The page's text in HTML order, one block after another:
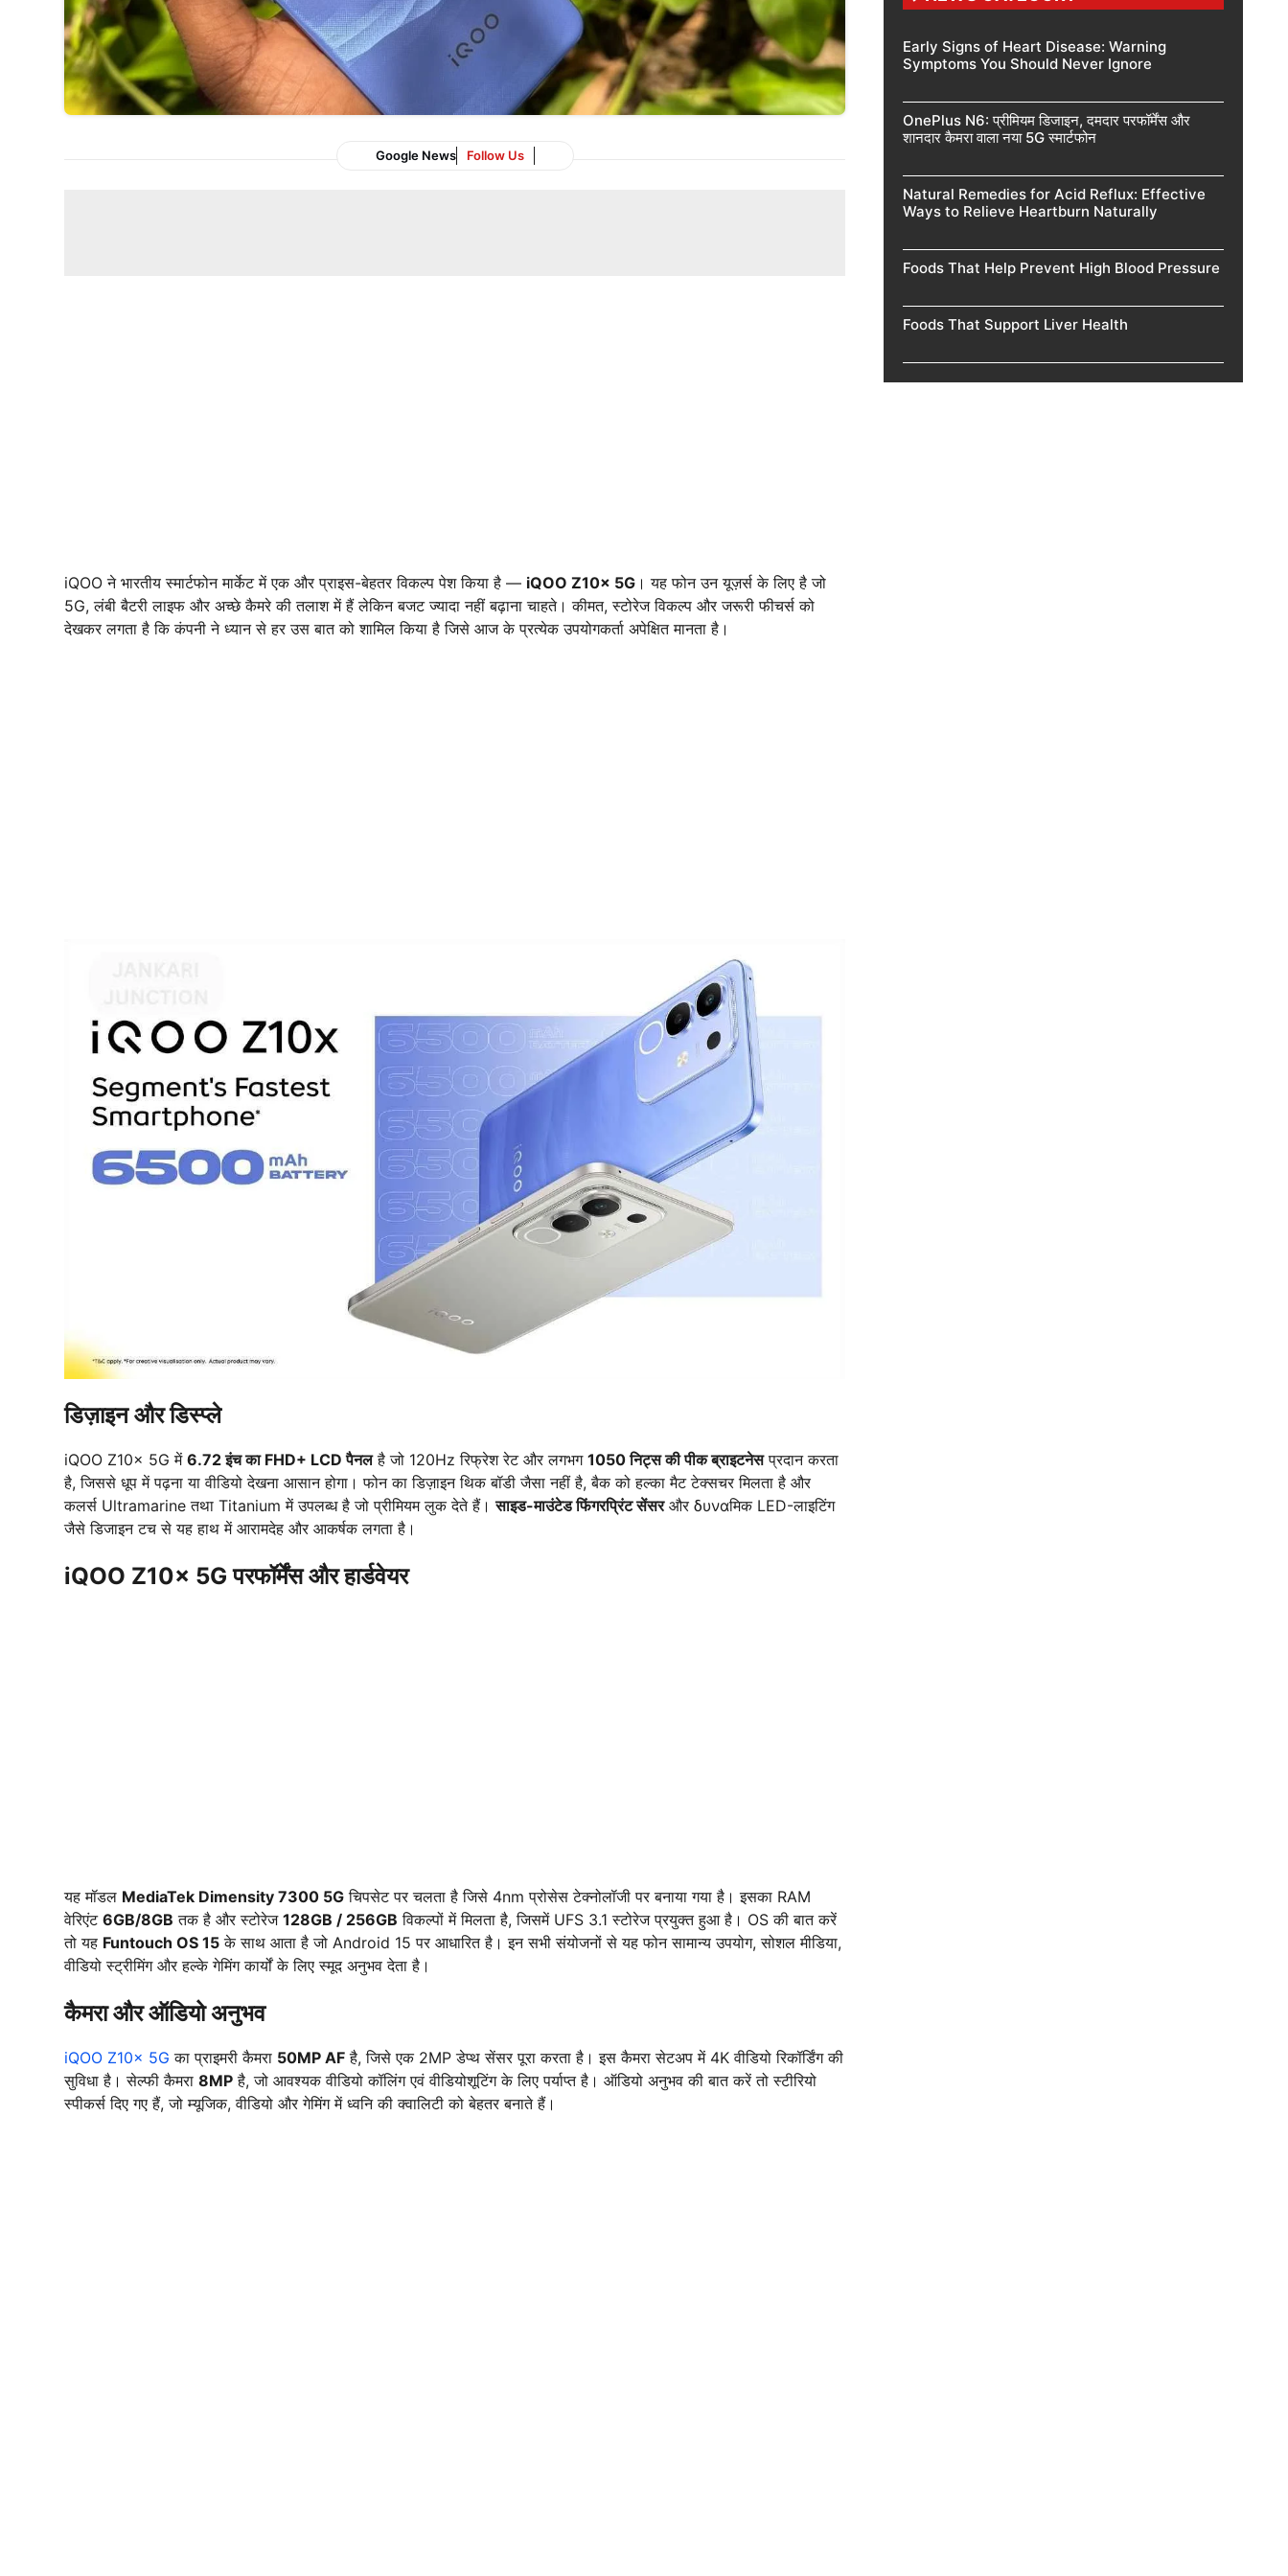
Google News Follow Us
iQOO ने भारतीय स्मार्टफोन मार्केट में एक और प्राइस-बेहतर विकल्प पेश किया है — iQOO Z10x 5G । यह फोन उन यूज़र्स के लिए है जो
5G, लंबी बैटरी लाइफ और अच्छे कैमरे की तलाश में हैं लेकिन बजट ज्यादा नहीं बढ़ाना चाहते। कीमत, स्टोरेज विकल्प और जरूरी फीचर्स को
देखकर लगता है कि कंपनी ने ध्यान से हर उस बात को शामिल किया है जिसे आज के प्रत्येक उपयोगकर्ता अपेक्षित मानता है।
डिज़ाइन और डिस्प्ले
iQOO Z10x 5G में 6.72 इंच का FHD+ LCD पैनलहै जो 120Hz रिफ्रेश रेट और लगभग 1050 निट्स की पीक ब्राइटनेसप्रदान करता
है, जिससे धूप में पढ़ना या वीडियो देखना आसान होगा। फोन का डिज़ाइन थिक बॉडी जैसा नहीं है, बैक को हल्का मैट टेक्सचर मिलता है और
कलर्स Ultramarine तथा Titanium में उपलब्ध है जो प्रीमियम लुक देते हैं।साइड-माउंटेड फिंगरप्रिंट सेंसरऔर δυναमिक LED-लाइटिंग
जैसे डिजाइन टच से यह हाथ में आरामदेह और आकर्षक लगता है।
iQOO Z10x 5G परफॉर्मेंस और हार्डवेयर
यह मॉडल MediaTek Dimensity 7300 5G चिपसेट पर चलता है जिसे 4nm प्रोसेस टेक्नोलॉजी पर बनाया गया है। इसका RAM
वेरिएंट 6GB/8GB तक है और स्टोरेज 128GB / 256GB विकल्पों में मिलता है, जिसमें UFS 3.1 स्टोरेज प्रयुक्त हुआ है। OS की बात करें
तो यह Funtouch OS 15 के साथ आता है जो Android 15 पर आधारित है। इन सभी संयोजनों से यह फोन सामान्य उपयोग, सोशल मीडिया,
वीडियो स्ट्रीमिंग और हल्के गेमिंग कार्यों के लिए स्मूद अनुभव देता है।
कैमरा और ऑडियो अनुभव
iQOO Z10x 5G का प्राइमरी कैमरा 50MP AF है, जिसे एक 2MP डेप्थ सेंसर पूरा करता है। इस कैमरा सेटअप में 4K वीडियो रिकॉर्डिंग की
सुविधा है। सेल्फी कैमरा 8MP है, जो आवश्यक वीडियो कॉलिंग एवं वीडियोशूटिंग के लिए पर्याप्त है। ऑडियो अनुभव की बात करें तो स्टीरियो
स्पीकर्स दिए गए हैं, जो म्यूजिक, वीडियो और गेमिंग में ध्वनि की क्वालिटी को बेहतर बनाते हैं।
Early Signs of Heart Disease: Warning
Symptoms You Should Never Ignore
OnePlus N6: प्रीमियम डिजाइन, दमदार परफॉर्मेंस और
शानदार कैमरा वाला नया 5G स्मार्टफोन
Natural Remedies for Acid Reflux: Effective
Ways to Relieve Heartburn Naturally
Foods That Help Prevent High Blood Pressure
Foods That Support Liver Health